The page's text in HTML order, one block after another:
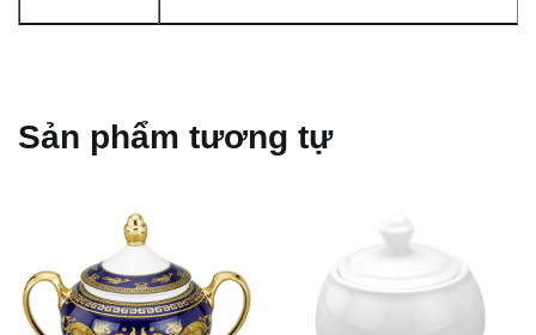
Sản phẩm tương tự